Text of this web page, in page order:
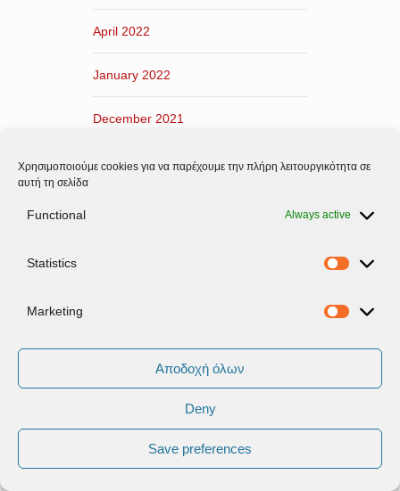
Χρησιμοποιούμε cookies για να παρέχουμε την πλήρη λειτουργικότητα σε
αυτή τη σελίδα
Functional Always active
Statistics
Marketing
Αποδοχή όλων
Deny
Save preferences
April 2022
January 2022
December 2021
November 2021
April 2021